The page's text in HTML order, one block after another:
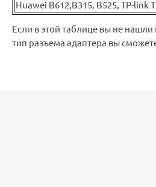
Huawei B612,B315, B525, TP-link
Если в этой таблице вы не
тип разъема адаптера вы